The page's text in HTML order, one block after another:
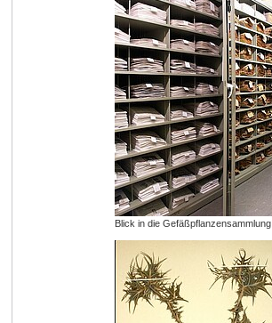
Blick in die Gefäßpflanzensammlung